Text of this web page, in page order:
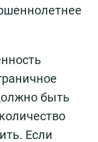
быть
Если